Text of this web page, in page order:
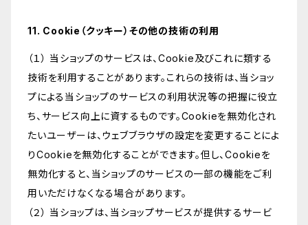
11. Cookie（クッキー）その他の技術の利用
（１） 当ショップのサービスは、Cookie及びこれに類する
技術を利用することがあります。これらの技術は、当ショッ
プによる当ショップのサービスの利用状況等の把握に役立
ち、サービス向上に資するものです。Cookieを無効化され
たいユーザーは、ウェブブラウザの設定を変更することによ
りCookieを無効化することができます。但し、Cookieを
無効化すると、当ショップのサービスの一部の機能をご利
用いただけなくなる場合があります。
（２） 当ショップは、当ショップサービスが提供するサービ